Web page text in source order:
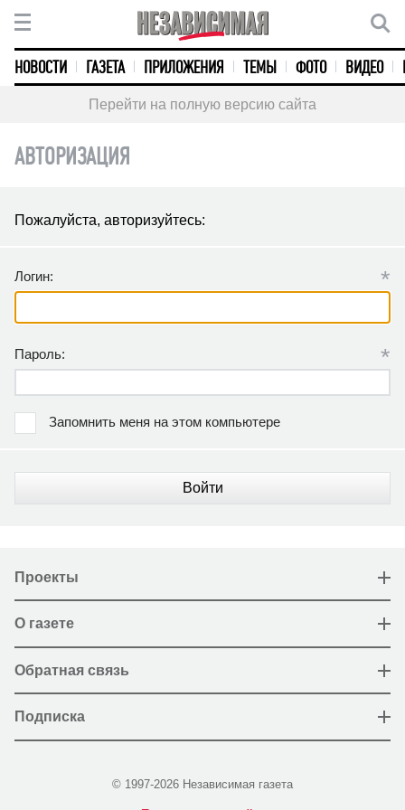
НОВОСТИ ГАЗЕТА ПРИЛОЖЕНИЯ ТЕМЫ ФОТО ВИДЕО
Перейти на полную версию сайта
АВТОРИЗАЦИЯ
Пожалуйста, авторизуйтесь:
Логин: *
Пароль: *
Запомнить меня на этом компьютере
Войти
Проекты
О газете
Обратная связь
Подписка
© 1997-2026 Независимая газета